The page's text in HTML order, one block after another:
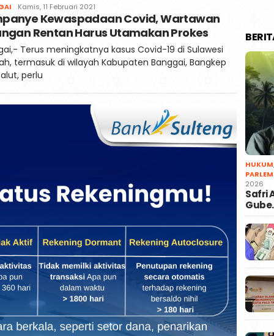
Faqih
Kamis, 11 Februari 2021
Kewaspadaan Covid, Wartawan
Rentan Harus Utamakan Prokes
Terus meningkatnya kasus Covid-19 di Sulawesi
termasuk di wilayah Kabupaten Banggai, Bangkep
perlu
HUKUM
2026
Safri